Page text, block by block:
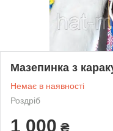
Мазепинка з
Немає в наявності
Роздріб
1 000 ₴